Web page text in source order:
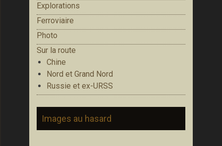
Explorations
Ferroviaire
Photo
Sur la route
Chine
Nord et Grand Nord
Russie et ex-URSS
Images au hasard